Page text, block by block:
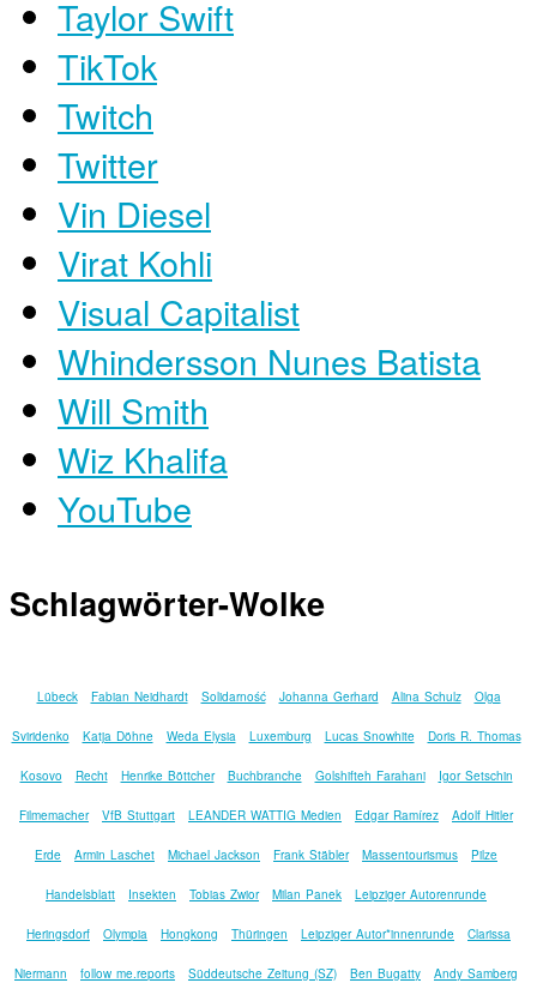
Taylor Swift
TikTok
Twitch
Twitter
Vin Diesel
Virat Kohli
Visual Capitalist
Whindersson Nunes Batista
Will Smith
Wiz Khalifa
YouTube
Schlagwörter-Wolke
Lübeck Fabian Neidhardt Solidarność Johanna Gerhard Alina Schulz Olga
Sviridenko Katja Döhne Weda Elysia Luxemburg Lucas Snowhite Doris R. Thomas
Kosovo Recht Henrike Böttcher Buchbranche Golshifteh Farahani Igor Setschin
Filmemacher VfB Stuttgart LEANDER WATTIG Medien Edgar Ramírez Adolf Hitler
Erde Armin Laschet Michael Jackson Frank Stäbler Massentourismus Pilze
Handelsblatt Insekten Tobias Zwior Milan Panek Leipziger Autorenrunde
Heringsdorf Olympia Hongkong Thüringen Leipziger Autor*innenrunde Clarissa
Niermann follow me.reports Süddeutsche Zeitung (SZ) Ben Bugatty Andy Samberg